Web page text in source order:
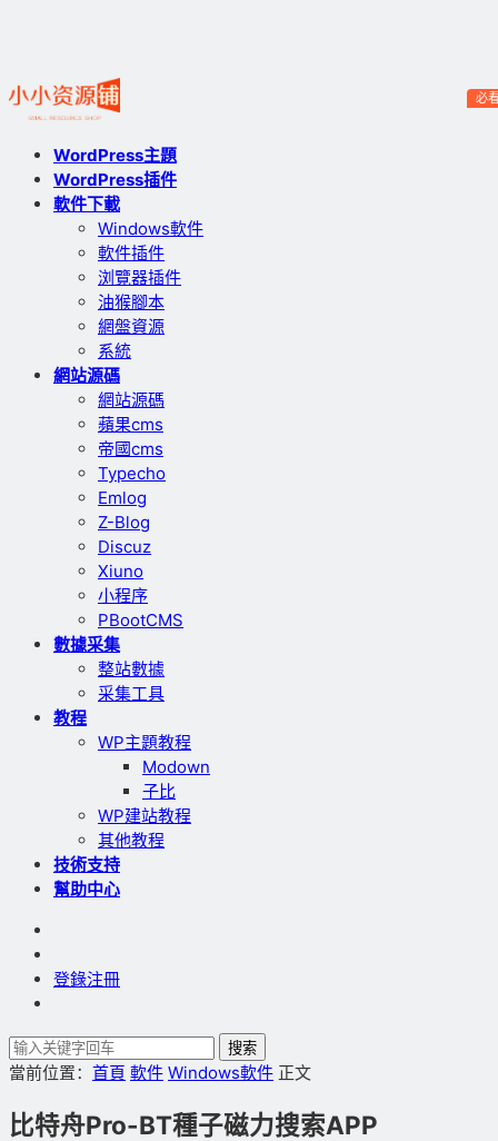
WordPress主題
WordPress插件
軟件下載
Windows軟件
軟件插件
浏覽器插件
油猴腳本
網盤資源
系統
網站源碼
網站源碼
蘋果cms
帝國cms
Typecho
Emlog
Z-Blog
Discuz
Xiuno
小程序
PBootCMS
數據采集
整站數據
采集工具
教程
WP主題教程
Modown
子比
WP建站教程
其他教程
技術支持
幫助中心
必
登錄注冊
搜索
當前位置： 首頁 軟件 Windows軟件 正文
比特舟Pro-BT種子磁力搜索APP